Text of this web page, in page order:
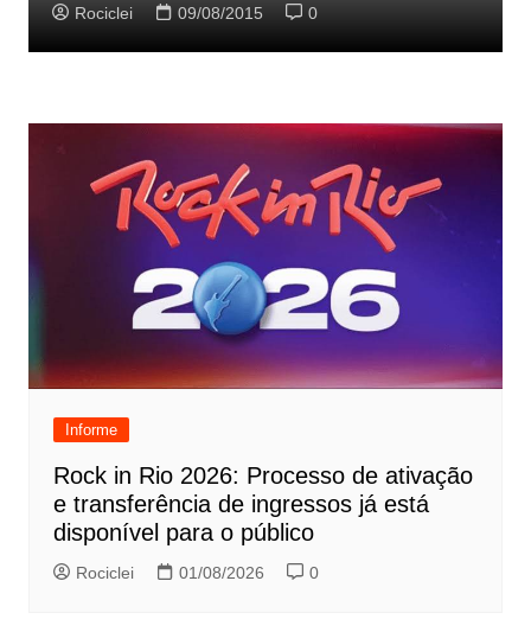
Rociclei 09/08/2015 0
Informe
Rock in Rio 2026: Processo de ativação
e transferência de ingressos já está
disponível para o público
Rociclei 01/08/2026 0